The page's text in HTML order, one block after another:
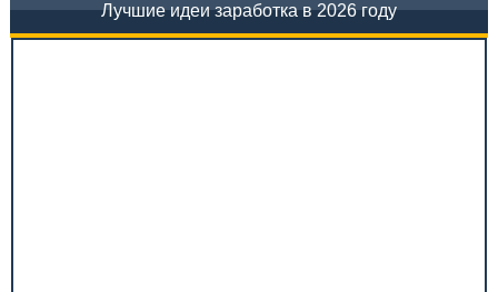
Лучшие идеи заработка в 2026 году